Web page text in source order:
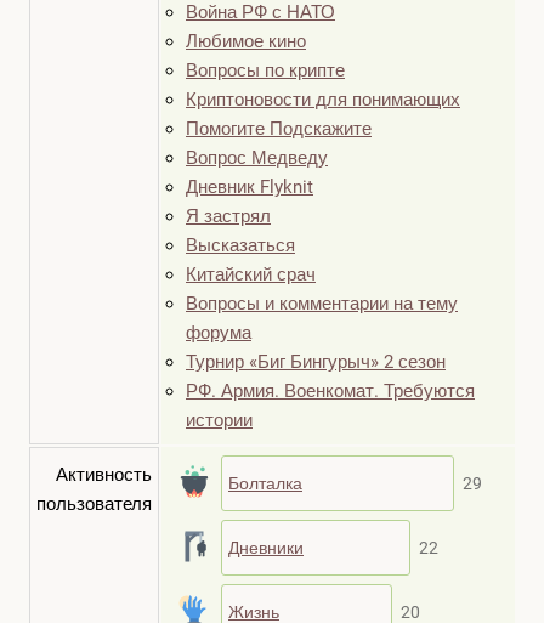
Война РФ с НАТО
Любимое кино
Вопросы по крипте
Криптоновости для понимающих
Помогите Подскажите
Вопрос Медведу
Дневник Flyknit
Я застрял
Высказаться
Китайский срач
Вопросы и комментарии на тему
форума
Турнир «Биг Бингурыч» 2 сезон
РФ. Армия. Военкомат. Требуются
истории
Активность
пользователя
Болталка 29
Дневники 22
Жизнь 20